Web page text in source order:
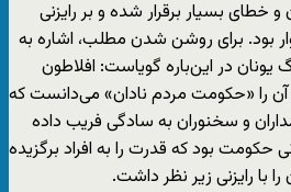
و خطای بسیار برقرار شده و بر رایزنی
بود. برای روشن شدن مطلب، اشاره به
یونان در این‌باره گویاست: افلاطون
آن را «حکومت مردم نادان» می‌دانست که
و سخنوران به سادگی فریب داده
حکومت بود که قدرت را به افراد برگزیده
با رایزنی زیر نظر داشت.